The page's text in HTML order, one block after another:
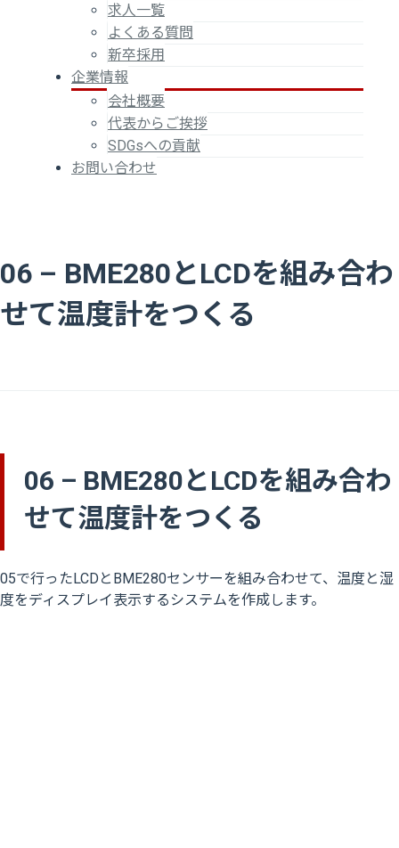
求人一覧
よくある質問
新卒採用
企業情報
会社概要
代表からご挨拶
SDGsへの貢献
お問い合わせ
06 – BME280とLCDを組み合わ
せて温度計をつくる
06 – BME280とLCDを組み合わ
せて温度計をつくる
05で行ったLCDとBME280センサーを組み合わせて、温度と湿
度をディスプレイ表示するシステムを作成します。